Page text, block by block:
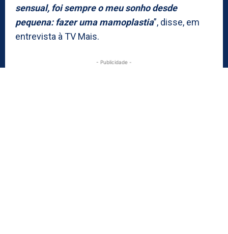
sensual, foi sempre o meu sonho desde
pequena: fazer uma mamoplastia”, disse, em
entrevista à TV Mais.
- Publicidade -